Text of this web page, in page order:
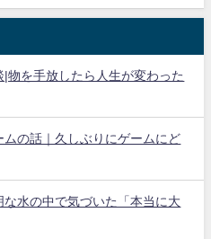
物を手放したら人生が変わった
の話｜久しぶりにゲームにど
水の中で気づいた「本当に大